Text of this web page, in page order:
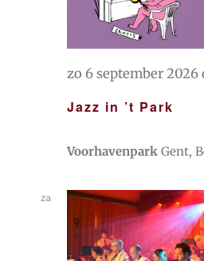
Jazz in ’t Park
zo 6 september 2026
Voorhavenpark Gent,
za